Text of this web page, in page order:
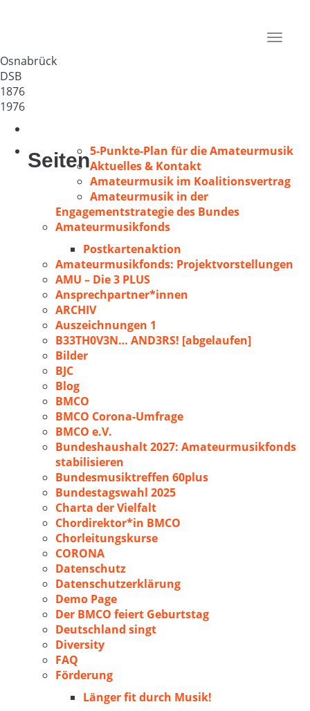
Toggle
Osnabrück
DSB
1876
1976
Seiten5-Punkte-Plan für die Amateurmusik
Aktuelles & Kontakt
Amateurmusik im Koalitionsvertrag
Amateurmusik in der
Engagementstrategie des Bundes
Amateurmusikfonds
Postkartenaktion
Amateurmusikfonds: Projektvorstellungen
AMU – Die 3 PLUS
Ansprechpartner*innen
ARCHIV
Auszeichnungen 1
B33TH0V3N… AND3RS! [abgelaufen]
Bilder
BJC
Blog
BMCO
BMCO Corona-Umfrage
BMCO e.V.
Bundeshaushalt 2027: Amateurmusikfonds
stabilisieren
Bundesmusiktreffen 60plus
Bundestagswahl 2025
Charta der Vielfalt
Chordirektor*in BMCO
Chorleitungskurse
CORONA
Datenschutz
Datenschutzerklärung
Demo Page
Der BMCO feiert Geburtstag
Deutschland singt
Diversity
FAQ
Förderung
Länger fit durch Musik!